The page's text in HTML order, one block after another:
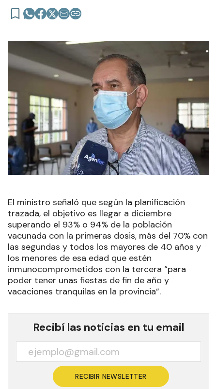
El ministro señaló que según la planificación
trazada, el objetivo es llegar a diciembre
superando el 93% o 94% de la población
vacunada con la primeras dosis, más del 70% con
las segundas y todos los mayores de 40 años y
los menores de esa edad que estén
inmunocomprometidos con la tercera “para
poder tener unas fiestas de fin de año y
vacaciones tranquilas en la provincia”.
Recibí las noticias en tu email
RECIBIR NEWSLETTER